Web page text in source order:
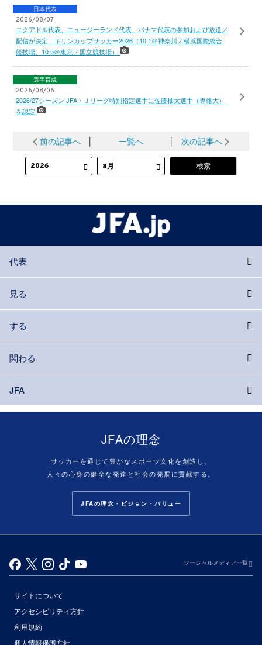
日本代表
2026/08/07
エクアドル代表、ニュージーランド代表、パナマ代表の参加および放送／
配信が決定 キリンカップサッカー2026（10.1＠神奈川／横浜国際総合
競技場、10.5＠東京／国立競技場）
選手育成
2026/08/06
2026/27シーズン JFA・Ｊリーグ特別指定選手に佐藤柚太選手（専修大）
を認定
前の記事へ 一覧へ 次の記事へ
代表
見る
する
関わる
JFA
JFAの理念
サッカーを通じて豊かなスポーツ文化を創造し、
人々の心身の健全な発達と社会の発展に貢献する。
JFAの理念・ビジョン・バリュー
ソーシャルメディア一覧
サイトについて
アクセシビリティ方針
利用規約
個人情報保護方針